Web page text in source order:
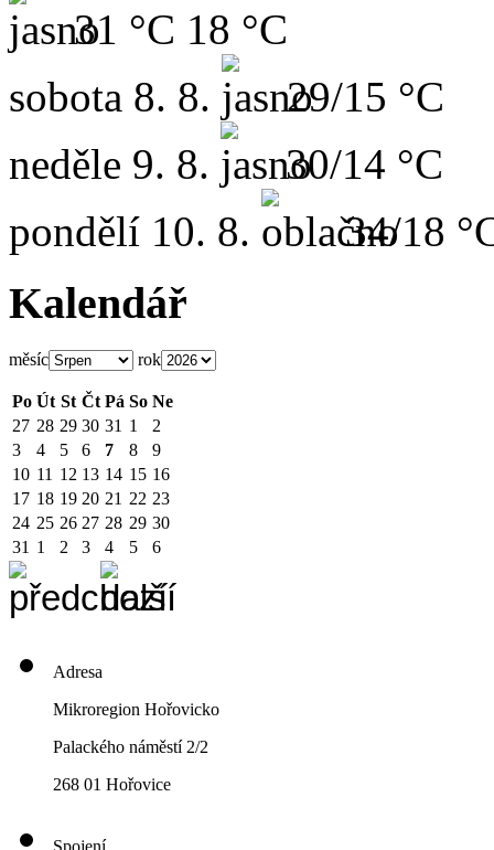
31 °C 18 °C
sobota 8. 8.
29/15 °C
neděle 9. 8.
30/14 °C
pondělí 10. 8. 34/18
Kalendář
měsíc rok
Po Út St Čt Pá So Ne
27 28 29 30 31 1
2
3
4 5 6 7 8
9
10 11 12 13 14 15 16
17 18 19 20 21 22 23
24 25 26 27 28 29 30
31 1 2 3 4 5 6
Adresa
Mikroregion Hořovicko
Palackého náměstí 2/2
268 01 Hořovice
Spojení